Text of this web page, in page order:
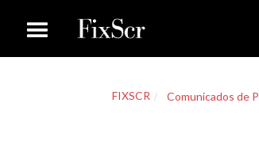
FIXSCR Comunicados de